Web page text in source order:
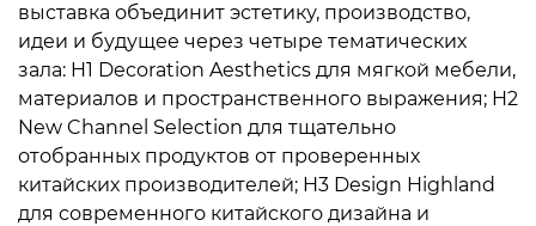
выставка объединит эстетику, производство,
идеи и будущее через четыре тематических
зала: H1 Decoration Aesthetics для мягкой мебели,
материалов и пространственного выражения; H2
New Channel Selection для тщательно
отобранных продуктов от проверенных
китайских производителей; H3 Design Highland
для современного китайского дизайна и